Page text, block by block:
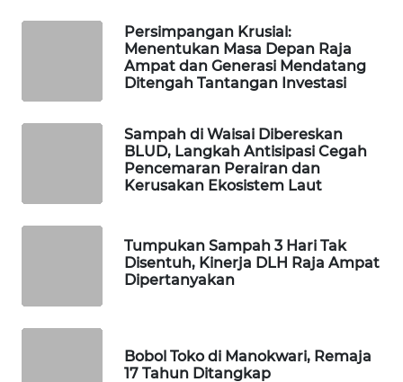
Persimpangan Krusial:
Menentukan Masa Depan Raja
Ampat dan Generasi Mendatang
Ditengah Tantangan Investasi
Sampah di Waisai Dibereskan
BLUD, Langkah Antisipasi Cegah
Pencemaran Perairan dan
Kerusakan Ekosistem Laut
Tumpukan Sampah 3 Hari Tak
Disentuh, Kinerja DLH Raja Ampat
Dipertanyakan
Bobol Toko di Manokwari, Remaja
17 Tahun Ditangkap
LAPAK
KONSUMEN